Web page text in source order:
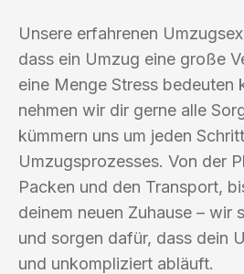
Unsere erfahrenen
dass ein Umzug eine große
eine Menge Stress bedeuten
nehmen wir dir gerne alle
kümmern uns um jeden
Umzugsprozesses. Von der
Packen und den Transport,
deinem neuen Zuhause – wir
und sorgen dafür, dass dein
und unkompliziert abläuft.